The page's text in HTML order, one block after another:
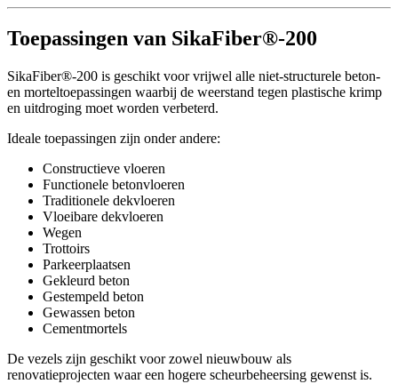
Toepassingen van SikaFiber®-200
SikaFiber®-200 is geschikt voor vrijwel alle niet-structurele beton-
en morteltoepassingen waarbij de weerstand tegen plastische krimp
en uitdroging moet worden verbeterd.
Ideale toepassingen zijn onder andere:
Constructieve vloeren
Functionele betonvloeren
Traditionele dekvloeren
Vloeibare dekvloeren
Wegen
Trottoirs
Parkeerplaatsen
Gekleurd beton
Gestempeld beton
Gewassen beton
Cementmortels
De vezels zijn geschikt voor zowel nieuwbouw als
renovatieprojecten waar een hogere scheurbeheersing gewenst is.